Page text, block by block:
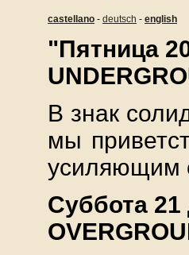
castellano - deutsch - english
"Пятница
В знак
мы
усиляющим
Суббота 21